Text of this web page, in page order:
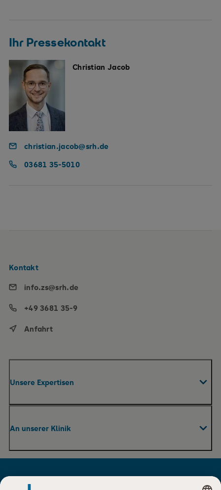
Ihr Pressekontakt
Christian Jacob
christian.jacob@srh.de
03681 35-5010
Unsere Expertisen
Praxen
Pflege
Therapie und Rehabilitation
An unserer Klinik
Ihr Aufenthalt
Für Besucher
Kontakt
info.zs@srh.de
+49 3681 35-9
Anfahrt